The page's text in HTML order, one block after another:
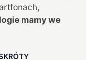
mamy we